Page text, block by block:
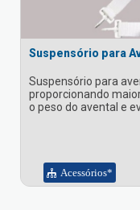
Suspensório para
Suspensório para
proporcionando
o peso do avental e
Acessórios*